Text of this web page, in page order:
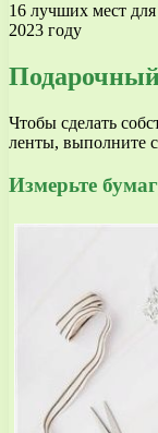
16 лучших мест
2023 году
Чтобы сделать
ленты, выполните
Измерьте